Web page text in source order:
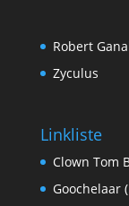
Robert
Zyculus
Linkliste
Clown Tom
Goochelaar